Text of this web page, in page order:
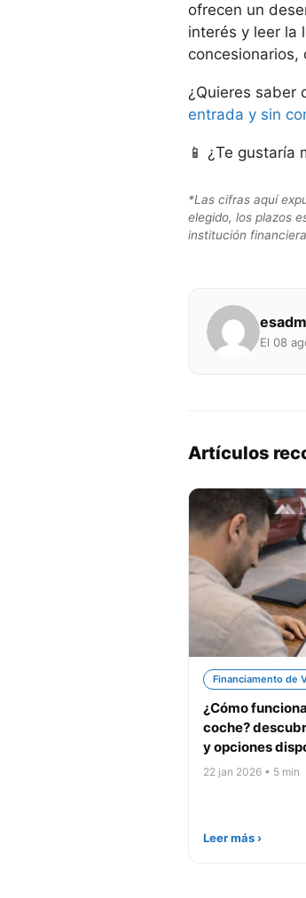
ofrecen un
interés y leer la
concesionarios,
¿Quieres saber
entrada y sin
📱 ¿Te gustaría
*Las cifras aquí
elegido, los plazos
institución
El 08
Artículos
Financiamento de
¿Cómo
coche?
y opciones
22 jan 2026 • 5 min
Leer más ›